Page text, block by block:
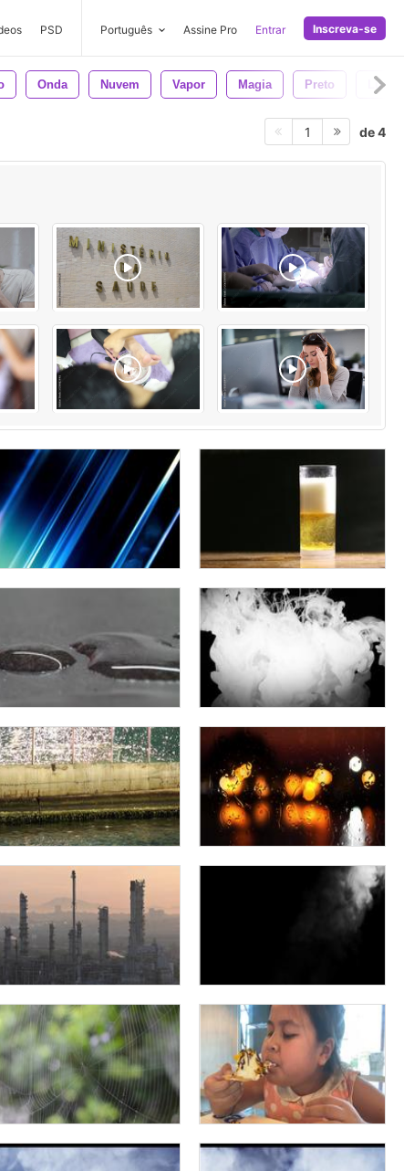
PSD Português Assine Pro Entrar Inscreva-se
Onda Nuvem Vapor Magia Preto Luz
1 de 4